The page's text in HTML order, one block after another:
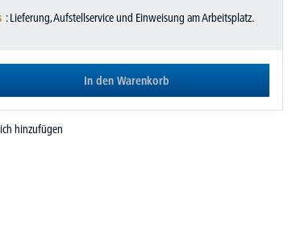
: Lieferung, Aufstellservice und Einweisung am Arbeitsplatz.
In den Warenkorb
hinzufügen